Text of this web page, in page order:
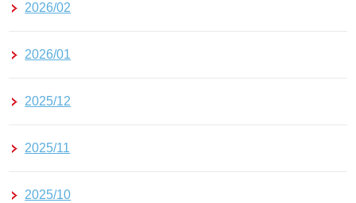
2026/02
2026/01
2025/12
2025/11
2025/10